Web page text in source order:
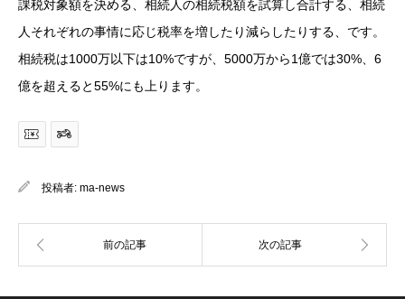
課税対象額を決める、相続人の相続税額を試算し合計する、相続
人それぞれの事情に応じ税率を増したり減らしたりする、です。
相続税は1000万以下は10%ですが、5000万から1億では30%、6
億を超えると55%にも上ります。
投稿者: ma-news